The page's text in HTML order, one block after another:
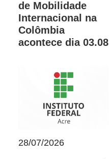
de Mobilidade
Internacional na
Colômbia
acontece dia 03.08
28/07/2026